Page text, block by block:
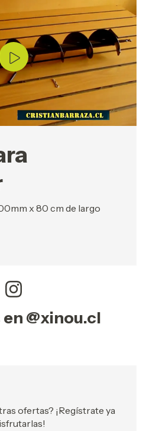
x 80 cm de largo
@xinou.cl
ofertas? ¡Regístrate ya